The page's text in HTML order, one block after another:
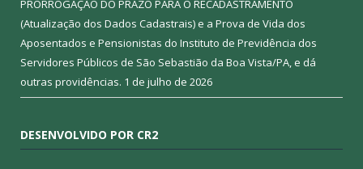
PRORROGAÇÃO DO PRAZO PARA O RECADASTRAMENTO
(Atualização dos Dados Cadastrais) e a Prova de Vida dos
Aposentados e Pensionistas do Instituto de Previdência dos
Servidores Públicos de São Sebastião da Boa Vista/PA, e dá
outras providências. 1 de julho de 2026
DESENVOLVIDO POR CR2